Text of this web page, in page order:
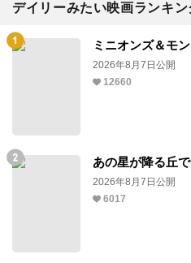
デイリーみたい映画ランキン
ミニオンズ＆モ
2026年8月7日公開
12660
あの星が降る丘
2026年8月7日公開
6017